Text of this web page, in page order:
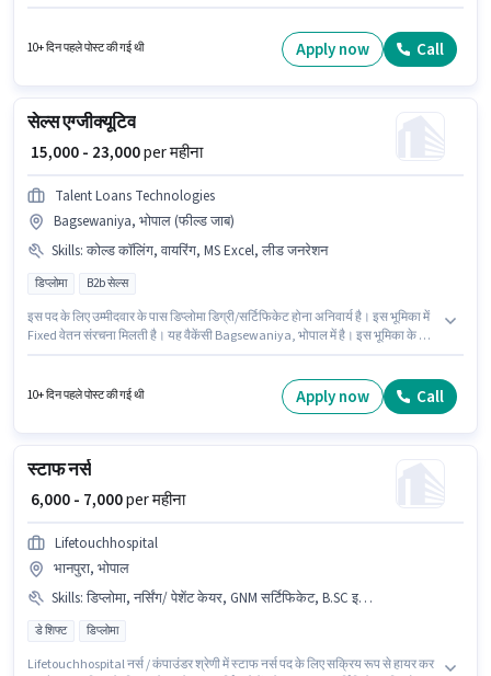
10+ दिन पहले पोस्ट की गई थी Apply now Call
सेल्स एग्जीक्यूटिव
₹ 15,000 - 23,000per महीना
Talent Loans Technologies
Bagsewaniya, भोपाल (फील्ड जाब)
Skills: कोल्ड कॉलिंग, वायरिंग, MS Excel, लीड जनरेशन
डिप्लोमा B2b सेल्स
इस पद के लिए उम्मीदवार के पास डिप्लोमा डिग्री/सर्टिफिकेट होना अनिवार्य है। इस भूमिका में
Fixed वेतन संरचना मिलती है। यह वैकेंसी Bagsewaniya, भोपाल में है। इस भूमिका के लिए
सकते हैं। Talent Loans Technologies सेल्स / बिज़नेस डेवलपमेंट श्रेणी में सेल्स
10+ दिन पहले पोस्ट की गई थी Apply now Call
स्टाफ नर्स
₹ 6,000 - 7,000per महीना
Lifetouchhospital
भानपुरा, भोपाल
Skills: डिप्लोमा, नर्सिंग/ पेशेंट केयर, GNM सर्टिफिकेट, B.SC इन नर्सिंग, ANM सर्टिफिकेट
डे शिफ्ट डिप्लोमा
Lifetouchhospital नर्स / कंपाउंडर श्रेणी में स्टाफ नर्स पद के लिए सक्रिय रूप से हायर कर